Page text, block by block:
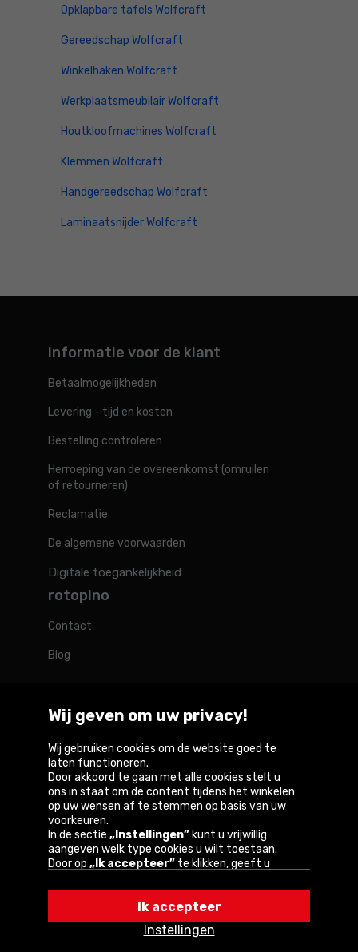
Opklapbare tafels Wolfcraft
Gereedschap Wolfcraft
Winkelhaken Wolfcraft
Werkplaatsmeubilair Wolfcraft
Houtkloofmachines Wolfcraft
Klemmen Wolfcraft
Handgereedschap Wolfcraft
Laminaatsnijder Wolfcraft
Informatie voor de klant
Betaalmogelijkheden
Levering - tijd en kosten
Bestelling controleren
Herroeping van de overeenkomst (omruilen
of retourneren)
Reclamatie
De algemene voorwaarden
Digitale toegankelijkheid
rotopino
Contact
Blog
Rotopino in de wereld
Belgique België Deutschland France Österreich
Copyright © 2026
Informatie over cookies
Wij geven om uw privacy!
Wij gebruiken cookies om de website goed te
laten functioneren.
Door akkoord te gaan met alle cookies stelt u
ons in staat om de content tijdens het winkelen
op uw wensen af te stemmen op basis van uw
voorkeuren.
In de sectie „Instellingen” kunt u vrijwillig
aangeven welk type cookies u wilt toestaan.
Door op „Ik accepteer” te klikken, geeft u
volgens de instellingen van uw browser.
U kunt uw keuze te allen tijde wijzigen door op
„Instellingen”in het cookiebeleid te klikken.
Een van onze partners is Google.
Instellingen
Ik accepteer